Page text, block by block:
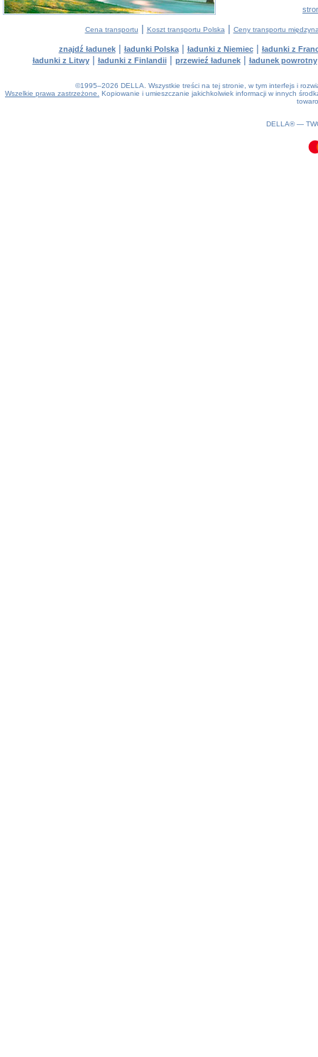
Cena transportu | Koszt transportu Polska | Ceny transportu
znajdź ładunek| ładunki Polska| ładunki z Niemiec| ładunki z
ładunki z Litwy| ładunki z Finlandii| przewieź ładunek| ładunek powrotny
©1995–2026 DELLA. Wszystkie treści na tej stronie, w tym interfejs i
Wszelkie prawa zastrzeżone.
Kopiowanie i umieszczanie jakichkolwiek informacji w innych
DELLA® —